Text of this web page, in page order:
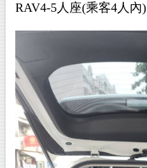
RAV4-5人座(乘客4人內)